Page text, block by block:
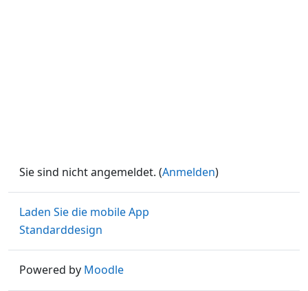
Sie sind nicht angemeldet. (Anmelden)
Laden Sie die mobile App
Standarddesign
Powered by Moodle